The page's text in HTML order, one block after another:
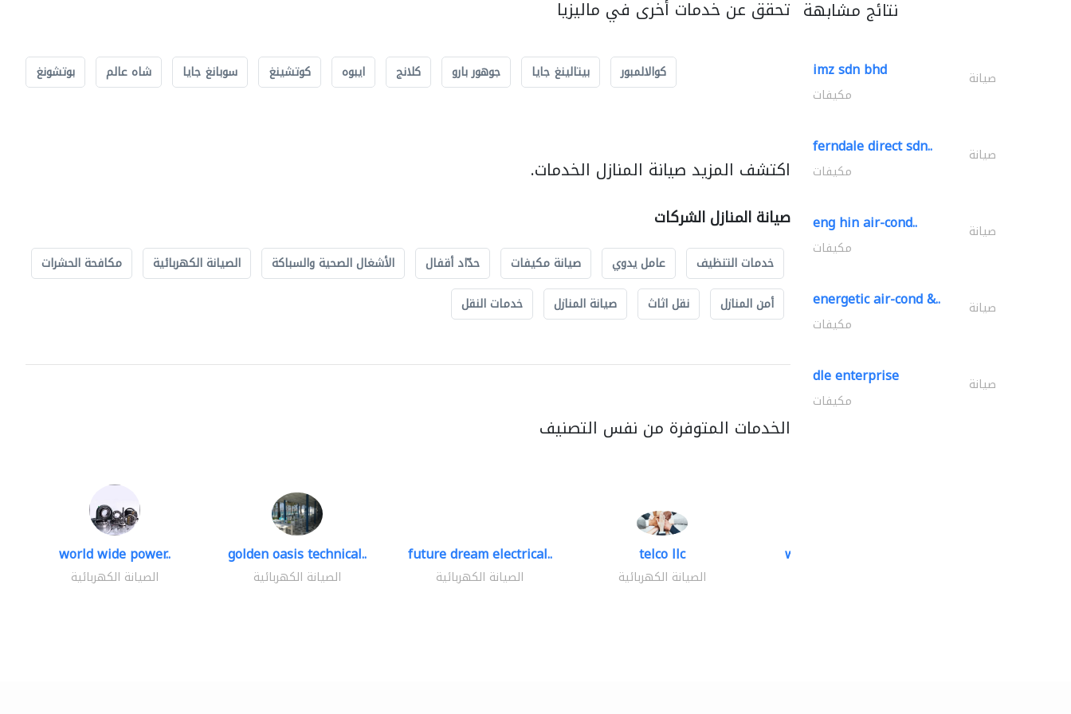
تحقق عن خدمات أخرى في ماليزيا
كوالالمبور بيتالينغ جايا جوهور بارو كلانج ايبوه كوتشينغ سوبانغ جايا شاه عالم بوتشونغ
اكتشف المزيد صيانة المنازل الخدمات.
صيانة المنازل الشركات
خدمات التنظيف عامل يدوي صيانة مكيفات حدّاد أقفال الأشغال الصحية والسباكة الصيانة الكهربائية
مكافحة الحشرات
أمن المنازل
نقل اثاث صيانة المنازل خدمات النقل
الخدمات المتوفرة من نفس التصنيف
world wide power..
الصيانة الكهربائية
golden oasis technical..
الصيانة الكهربائية
future dream electrical..
الصيانة الكهربائية
telco llc
الصيانة الكهربائية
white arch general..
نتائج مشابهة
imz sdn bhd صيانة
مكيفات
ferndale direct sdn.. صيانة
مكيفات
eng hin air-cond.. صيانة
مكيفات
energetic air-cond &.. صيانة
مكيفات
dle enterprise صيانة
مكيفات